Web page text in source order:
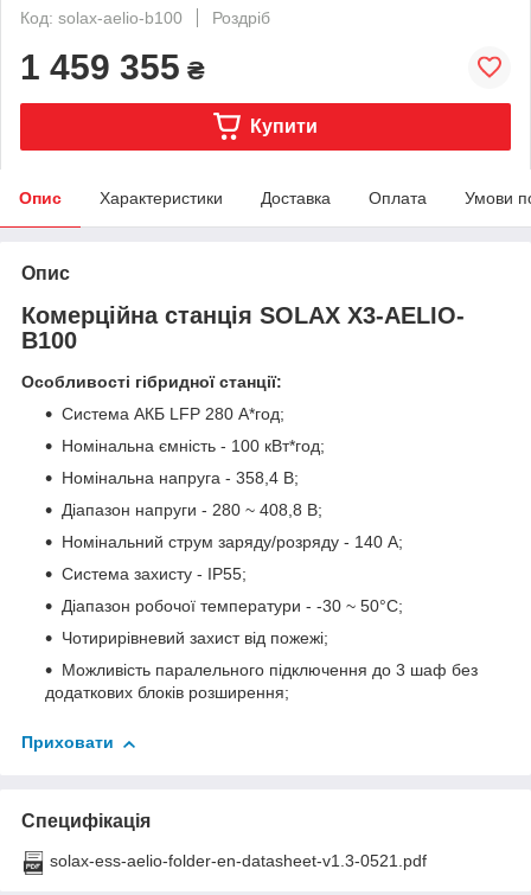
Код: solax-aelio-b100
Роздріб
1 459 355 ₴
Купити
Опис Характеристики Доставка Оплата Умови
Опис
Комерційна станція SOLAX X3-AELIO-
B100
Особливості гібридної станції:
Система АКБ LFP 280 А*год;
Номінальна ємність - 100 кВт*год;
Номінальна напруга - 358,4 В;
Діапазон напруги - 280 ~ 408,8 В;
Номінальний струм заряду/розряду - 140 А;
Система захисту - ІР55;
Діапазон робочої температури - -30 ~ 50°C;
Чотирирівневий захист від пожежі;
Можливість паралельного підключення до 3 шаф без
додаткових блоків розширення;
Приховати
Специфікація
solax-ess-aelio-folder-en-datasheet-v1.3-0521.pdf